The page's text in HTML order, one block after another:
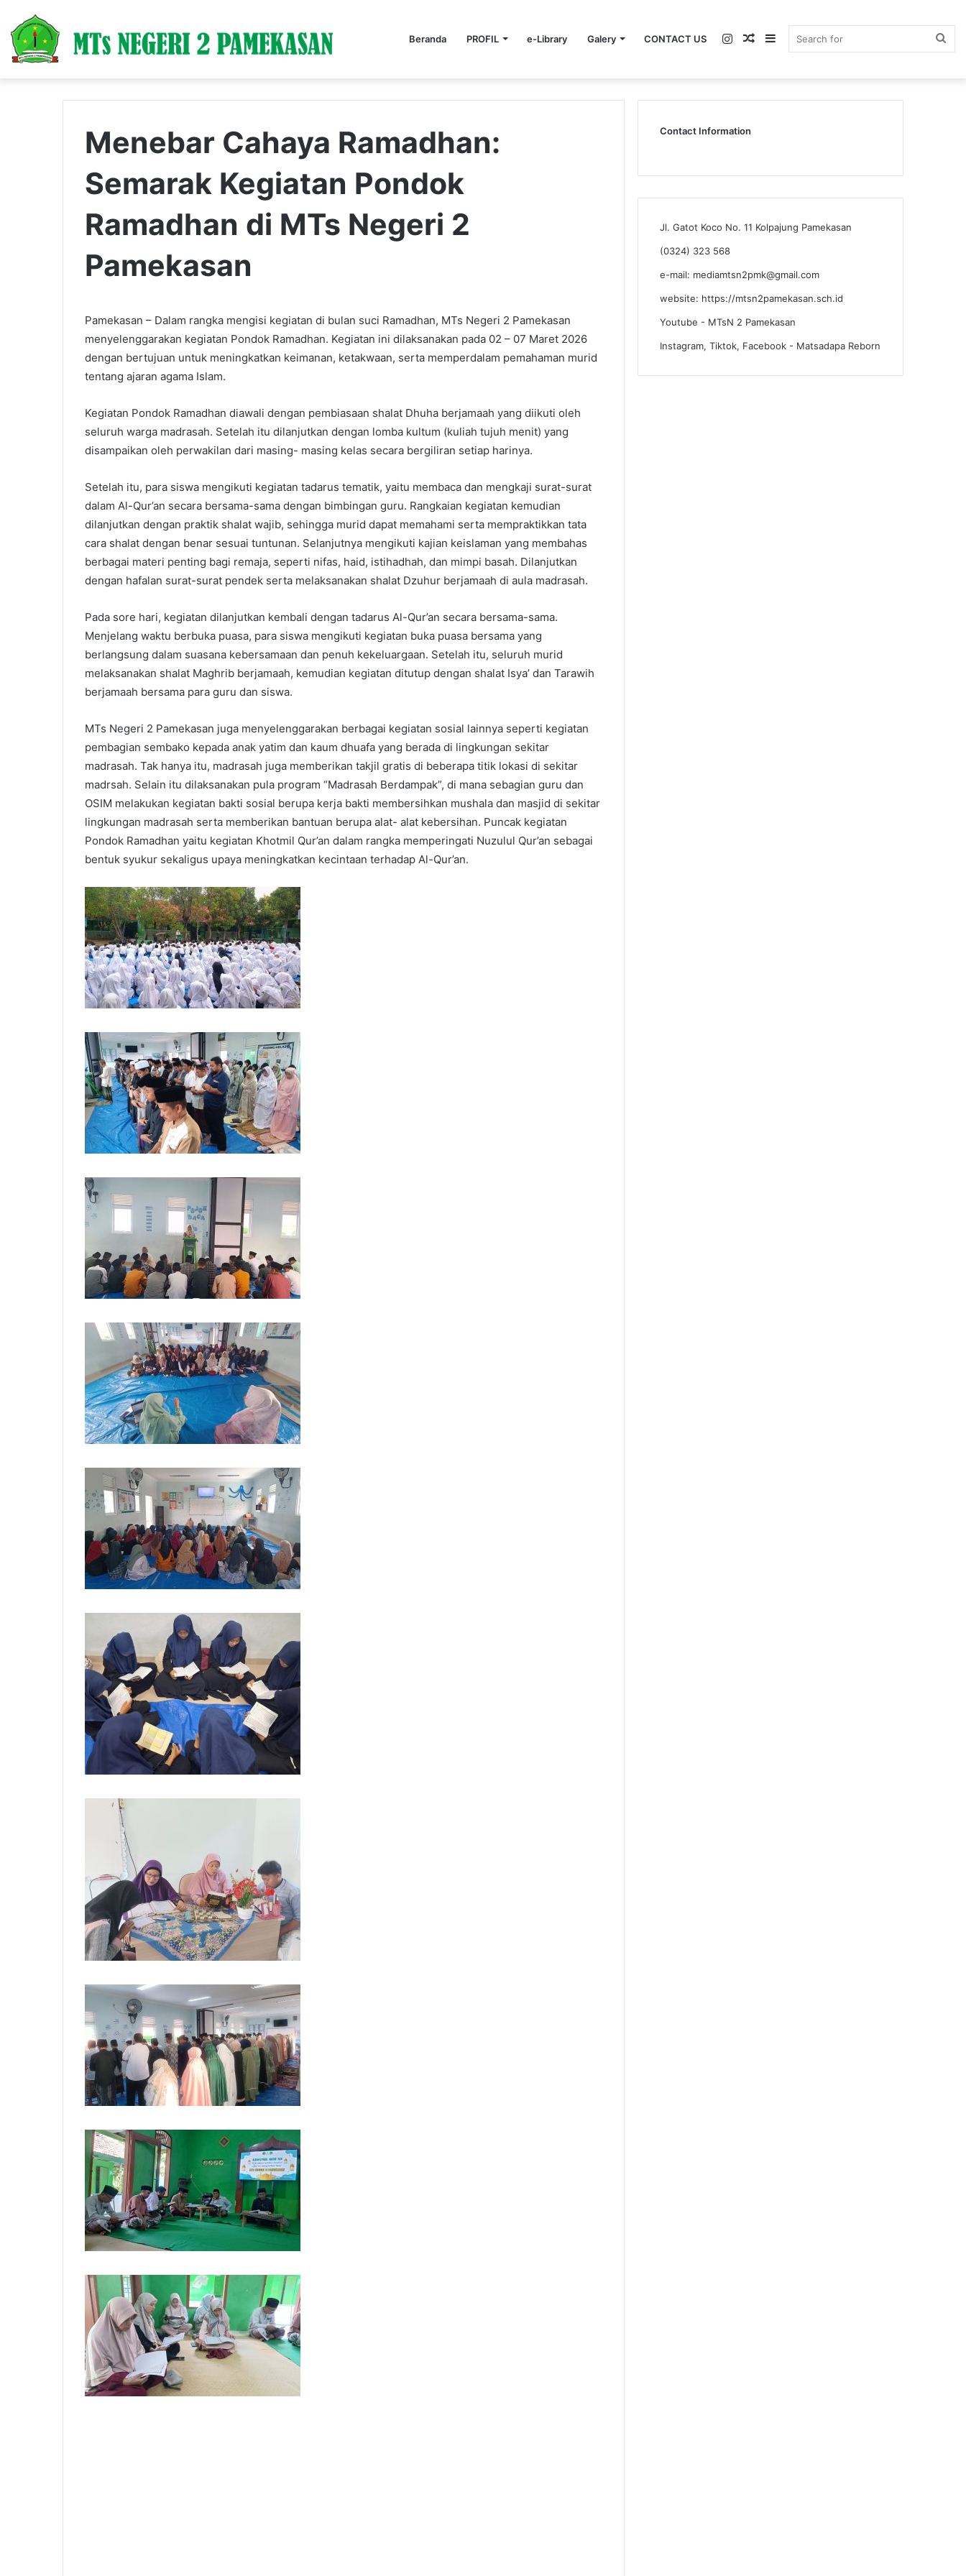
Beranda PROFIL e-Library Galery CONTACT US Sidebar
Random
Instagram
Menebar Cahaya Ramadhan:
Semarak Kegiatan Pondok
Ramadhan di MTs Negeri 2
Pamekasan
Pamekasan – Dalam rangka mengisi kegiatan di bulan suci Ramadhan, MTs Negeri 2 Pamekasan
menyelenggarakan kegiatan Pondok Ramadhan. Kegiatan ini dilaksanakan pada 02 – 07 Maret 2026
dengan bertujuan untuk meningkatkan keimanan, ketakwaan, serta memperdalam pemahaman murid
tentang ajaran agama Islam.
Kegiatan Pondok Ramadhan diawali dengan pembiasaan shalat Dhuha berjamaah yang diikuti oleh
seluruh warga madrasah. Setelah itu dilanjutkan dengan lomba kultum (kuliah tujuh menit) yang
disampaikan oleh perwakilan dari masing- masing kelas secara bergiliran setiap harinya.
Setelah itu, para siswa mengikuti kegiatan tadarus tematik, yaitu membaca dan mengkaji surat-surat
dalam Al-Qur’an secara bersama-sama dengan bimbingan guru. Rangkaian kegiatan kemudian
dilanjutkan dengan praktik shalat wajib, sehingga murid dapat memahami serta mempraktikkan tata
cara shalat dengan benar sesuai tuntunan. Selanjutnya mengikuti kajian keislaman yang membahas
berbagai materi penting bagi remaja, seperti nifas, haid, istihadhah, dan mimpi basah. Dilanjutkan
dengan hafalan surat-surat pendek serta melaksanakan shalat Dzuhur berjamaah di aula madrasah.
Pada sore hari, kegiatan dilanjutkan kembali dengan tadarus Al-Qur’an secara bersama-sama.
Menjelang waktu berbuka puasa, para siswa mengikuti kegiatan buka puasa bersama yang
berlangsung dalam suasana kebersamaan dan penuh kekeluargaan. Setelah itu, seluruh murid
melaksanakan shalat Maghrib berjamaah, kemudian kegiatan ditutup dengan shalat Isya’ dan Tarawih
berjamaah bersama para guru dan siswa.
MTs Negeri 2 Pamekasan juga menyelenggarakan berbagai kegiatan sosial lainnya seperti kegiatan
pembagian sembako kepada anak yatim dan kaum dhuafa yang berada di lingkungan sekitar
madrasah. Tak hanya itu, madrasah juga memberikan takjil gratis di beberapa titik lokasi di sekitar
madrsah. Selain itu dilaksanakan pula program “Madrasah Berdampak”, di mana sebagian guru dan
OSIM melakukan kegiatan bakti sosial berupa kerja bakti membersihkan mushala dan masjid di sekitar
lingkungan madrasah serta memberikan bantuan berupa alat- alat kebersihan. Puncak kegiatan
Pondok Ramadhan yaitu kegiatan Khotmil Qur’an dalam rangka memperingati Nuzulul Qur’an sebagai
bentuk syukur sekaligus upaya meningkatkan kecintaan terhadap Al-Qur’an.
Contact Information
Jl. Gatot Koco No. 11 Kolpajung Pamekasan
(0324) 323 568
e-mail: mediamtsn2pmk@gmail.com
website: https://mtsn2pamekasan.sch.id
Youtube - MTsN 2 Pamekasan
Instagram, Tiktok, Facebook - Matsadapa Reborn